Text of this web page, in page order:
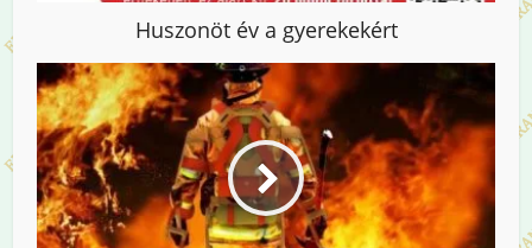
Huszonöt év a gyerekekért